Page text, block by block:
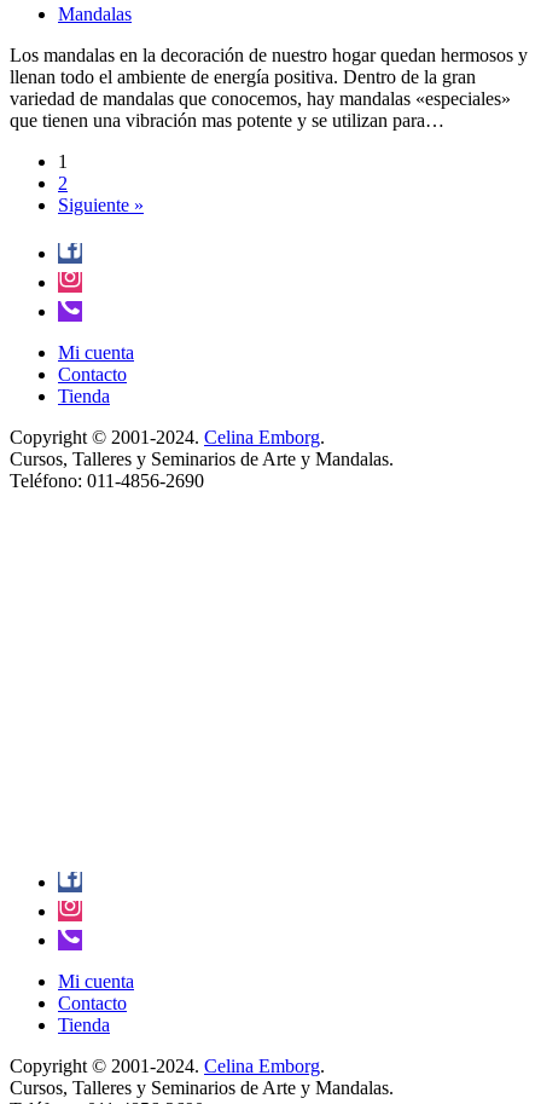
Mandalas
Los mandalas en la decoración de nuestro hogar quedan hermosos y
llenan todo el ambiente de energía positiva. Dentro de la gran
variedad de mandalas que conocemos, hay mandalas «especiales»
que tienen una vibración mas potente y se utilizan para…
1
2
Siguiente »
Mi cuenta
Contacto
Tienda
Copyright © 2001-2024. Celina Emborg.
Cursos, Talleres y Seminarios de Arte y Mandalas.
Teléfono: 011-4856-2690
Mi cuenta
Contacto
Tienda
Copyright © 2001-2024. Celina Emborg.
Cursos, Talleres y Seminarios de Arte y Mandalas.